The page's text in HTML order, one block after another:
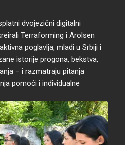
dvojezični digitalni
Terraforming i Arolsen
poglavlja, mladi u Srbiji i
istorije progona, bekstva,
– i razmatraju pitanja
pomoći i individualne